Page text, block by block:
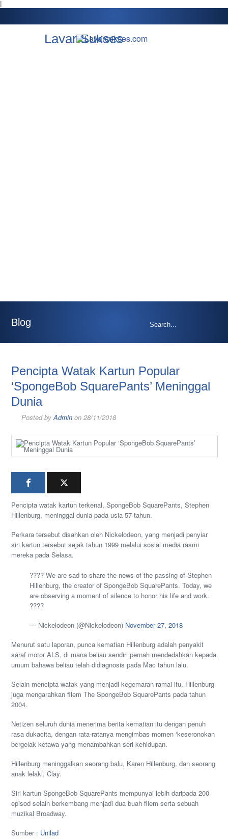
l
Layar Sukses
Blog
Pencipta Watak Kartun Popular
‘SpongeBob SquarePants’ Meninggal
Dunia
Posted byAdmin on 28/11/2018
Pencipta watak kartun terkenal, SpongeBob SquarePants, Stephen
Hillenburg, meninggal dunia pada usia 57 tahun.
Perkara tersebut disahkan oleh Nickelodeon, yang menjadi penyiar
siri kartun tersebut sejak tahun 1999 melalui sosial media rasmi
mereka pada Selasa.
???? We are sad to share the news of the passing of Stephen
Hillenburg, the creator of SpongeBob SquarePants. Today, we
are observing a moment of silence to honor his life and work.
????
— Nickelodeon (@Nickelodeon) November 27, 2018
Menurut satu laporan, punca kematian Hillenburg adalah penyakit
saraf motor ALS, di mana beliau sendiri pernah mendedahkan kepada
umum bahawa beliau telah didiagnosis pada Mac tahun lalu.
Selain mencipta watak yang menjadi kegemaran ramai itu, Hillenburg
juga mengarahkan filem The SpongeBob SquarePants pada tahun
2004.
Netizen seluruh dunia menerima berita kematian itu dengan penuh
rasa dukacita, dengan rata-ratanya mengimbas momen ‘keseronokan
bergelak ketawa yang menambahkan seri kehidupan.
Hillenburg meninggalkan seorang balu, Karen Hillenburg, dan seorang
anak lelaki, Clay.
Siri kartun SpongeBob SquarePants mempunyai lebih daripada 200
episod selain berkembang menjadi dua buah filem serta sebuah
muzikal Broadway.
Sumber : Unilad